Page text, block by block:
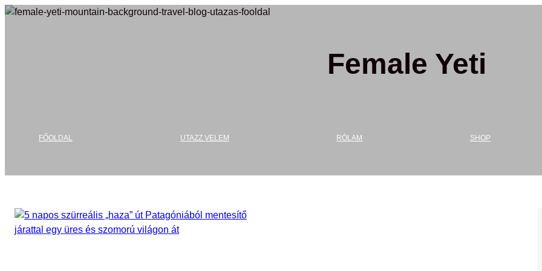
Ugrás
Female Yeti
FŐOLDAL UTAZZ VELEM RÓLAM SHOP